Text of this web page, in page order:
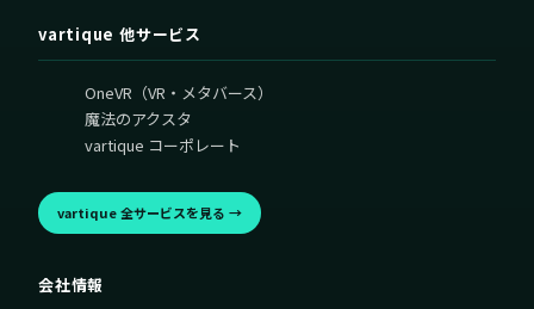
vartique 他サービス
OneVR（VR・メタバース）
魔法のアクスタ
vartique コーポレート
vartique 全サービスを見る →
会社情報